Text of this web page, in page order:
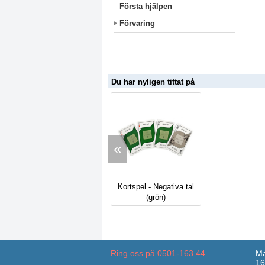
Första hjälpen
Förvaring
Du har nyligen tittat på
«
Kortspel - Negativa tal
(grön)
Ring oss på 0501-163 44